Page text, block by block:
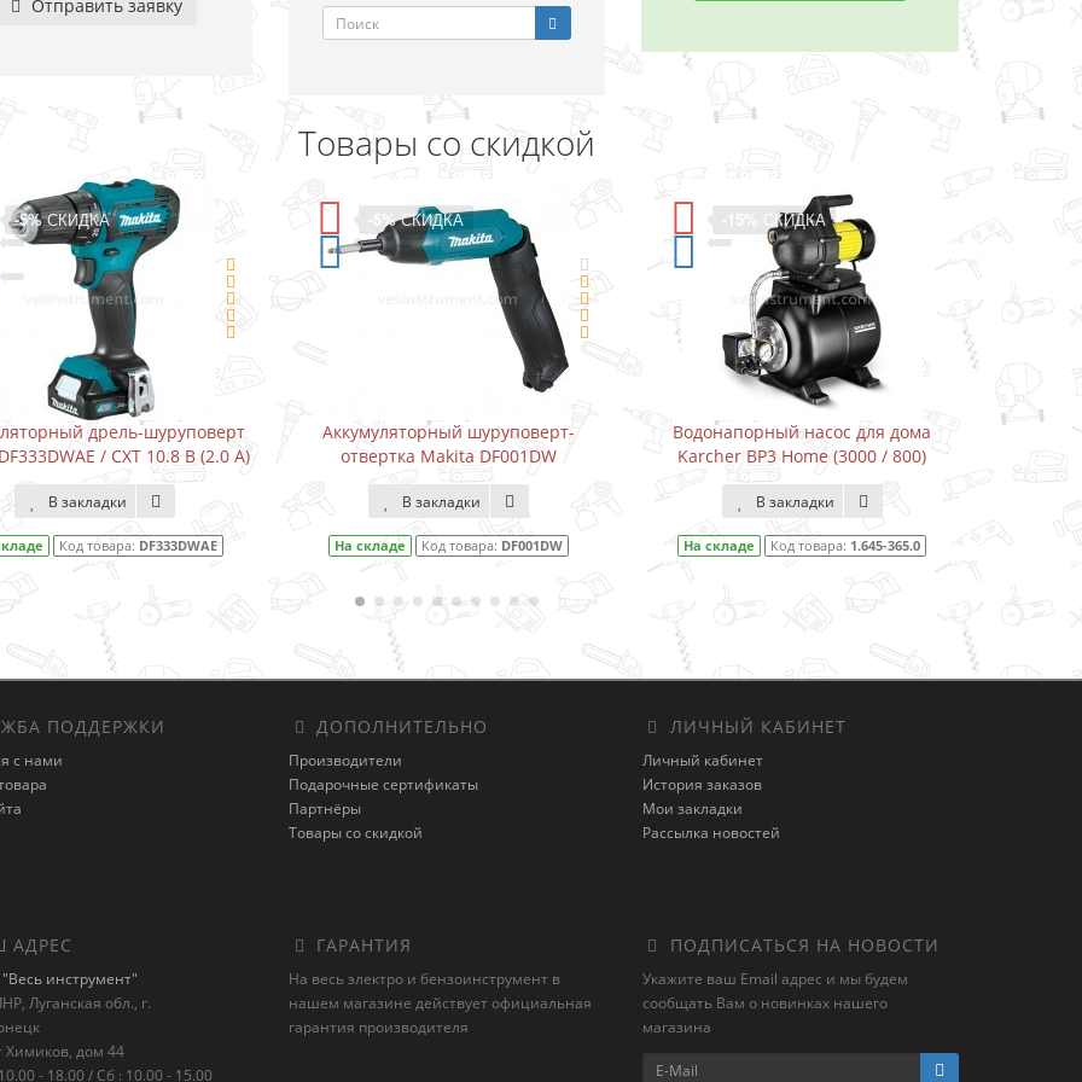
Отправить заявку
Товары со скидкой
А)
-5%СКИДКА
Аккумуляторный шуруповерт-
отвертка Makita DF001DW
В закладки
На складе Код товара:
-15% СКИДКА
Водонапорный насос для дома
Karcher BP3 Home (3000 / 800)
В закладки
На складе Код товара: 1.645-365.0
-11%
Водонапорный насос для дома
Karcher BP3 Home&Garden (3300 /
Код товара:1.645-353.0
ПОДДЕРЖКИ
с нами
ДОПОЛНИТЕЛЬНО
Производители
Подарочные сертификаты
Партнёры
Товары со скидкой
ЛИЧНЫЙ КАБИНЕТ
Личный кабинет
История заказов
Мои закладки
Рассылка новостей
АДРЕС
инструмент"
Луганская обл., г.
Химиков, дом 44
- 18.00 / Сб : 10.00 - 15.00
ГАРАНТИЯ
На весь электро и бензоинструмент в
нашем магазине действует официальная
гарантия производителя
ПОДПИСАТЬСЯ НА НОВОСТИ
Укажите ваш Email адрес и мы будем
сообщать Вам о новинках нашего
магазина